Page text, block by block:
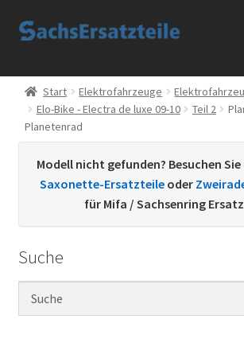
Zur
Zum
Start
AGB
Datenschutzerklärung
Sachs Ersatzteile
Start Elektrofahrzeuge
Elo-Bike - Electra de luxe 09-10
Teil 2
Planetenrad
Modell nicht gefunden? Besuchen Sie
Saxonette-Ersatzteile oder
für Mifa / Sachsenring
Suche